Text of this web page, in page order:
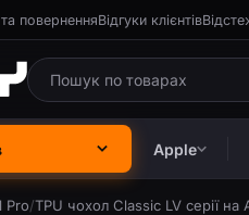
поверненняВідгуки клієнтів
Apple
Pro/TPU чохол Classic LV серії